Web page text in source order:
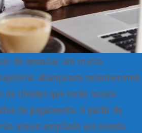
de anunciar um marco
alcançamos recentemente
clientes que terão nossos
de pagamento. A partir de
acesso ampliado aos nossos